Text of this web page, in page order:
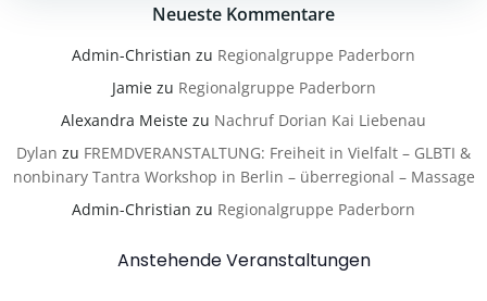
Neueste Kommentare
Admin-Christian zu Regionalgruppe Paderborn
Jamiezu Regionalgruppe Paderborn
Alexandra Meiste zu Nachruf Dorian Kai Liebenau
Dylan zu FREMDVERANSTALTUNG: Freiheit in Vielfalt – GLBTI &
nonbinary Tantra Workshop in Berlin – überregional – Massage
Admin-Christian zu Regionalgruppe Paderborn
Anstehende Veranstaltungen